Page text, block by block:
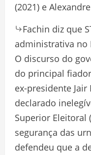
(2021) e
Fachin diz que
administrativa no
O discurso do
do principal
ex-presidente Jair
declarado
Superior Eleitoral
segurança das
defendeu que a